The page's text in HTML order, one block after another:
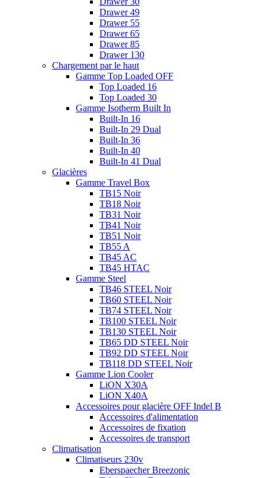
Drawer 49
Drawer 55
Drawer 65
Drawer 85
Drawer 130
Chargement par le haut
Gamme Top Loaded OFF
Top Loaded 16
Top Loaded 30
Gamme Isotherm Built In
Built-In 16
Built-In 29 Dual
Built-In 36
Built-In 40
Built-In 41 Dual
Glacières
Gamme Travel Box
TB15 Noir
TB18 Noir
TB31 Noir
TB41 Noir
TB51 Noir
TB55 A
TB45 AC
TB45 HTAC
Gamme Steel
TB46 STEEL Noir
TB60 STEEL Noir
TB74 STEEL Noir
TB100 STEEL Noir
TB130 STEEL Noir
TB65 DD STEEL Noir
TB92 DD STEEL Noir
TB118 DD STEEL Noir
Gamme Lion Cooler
LiON X30A
LiON X40A
Accessoires pour glacière OFF Indel B
Accessoires d'alimentation
Accessoires de fixation
Accessoires de transport
Climatisation
Climatiseurs 230v
Eberspaecher Breezonic